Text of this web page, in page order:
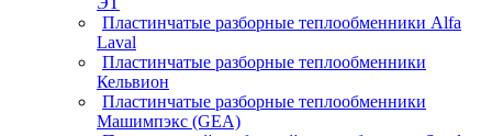
Пластинчатые разборные теплообменники Alfa
Laval
Пластинчатые разборные теплообменники
Кельвион
Пластинчатые разборные теплообменники
Машимпэкс (GEA)